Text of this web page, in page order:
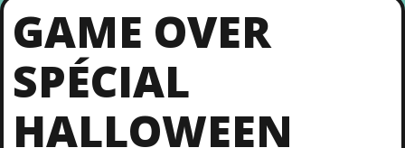
GAME OVER
SPÉCIAL
HALLOWEEN